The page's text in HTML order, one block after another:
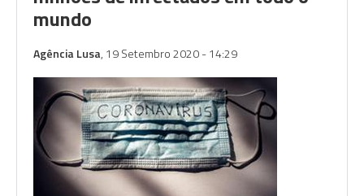
mundo
Agência Lusa, 19 Setembro 2020 - 14:29